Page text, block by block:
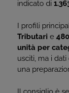
indicato di
I profili
Tributari e
unità per
usciti, ma i
una